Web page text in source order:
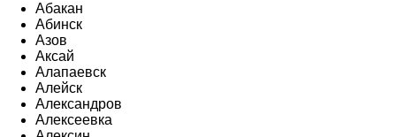
Абакан
Абинск
Азов
Аксай
Алапаевск
Алейск
Александров
Алексеевка